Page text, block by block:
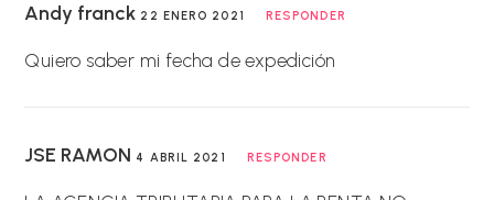
Andy franck 22 ENERO 2021 RESPONDER
Quiero saber mi fecha de expedición
JSE RAMON 4 ABRIL 2021 RESPONDER